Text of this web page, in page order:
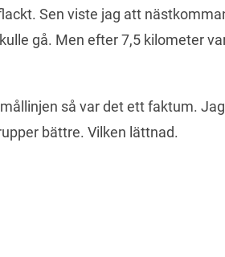
Sen viste jag att
gå. Men efter 7,5 kilometer
så var det ett faktum.
bättre. Vilken lättnad.